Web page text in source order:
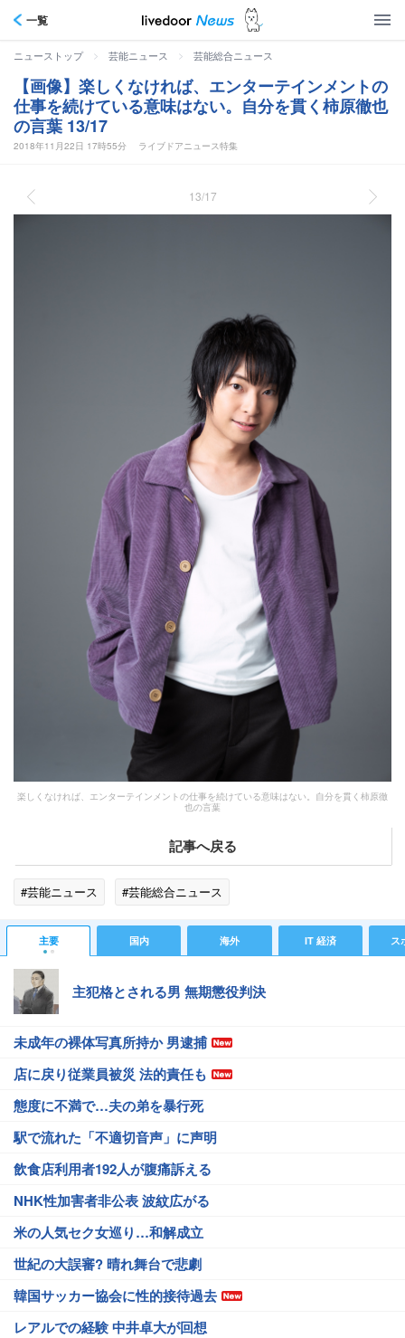
一覧
ニューストップ > 芸能ニュース > 芸能総合ニュース
【画像】楽しくなければ、エンターテインメントの
仕事を続けている意味はない。自分を貫く柿原徹也
の言葉 13/17
2018年11月22日 17時55分 ライブドアニュース特集
13/17
楽しくなければ、エンターテインメントの仕事を続けている意味はない。自分を貫く柿原徹
也の言葉
記事へ戻る
#芸能ニュース #芸能総合ニュース
主要 国内 海外 IT 経済 ス
主犯格とされる男 無期懲役判決
未成年の裸体写真所持か 男逮捕
店に戻り従業員被災 法的責任も
態度に不満で…夫の弟を暴行死
駅で流れた「不適切音声」に声明
飲食店利用者192人が腹痛訴える
NHK性加害者非公表 波紋広がる
米の人気セク女巡り…和解成立
世紀の大誤審? 晴れ舞台で悲劇
韓国サッカー協会に性的接待過去
レアルでの経験 中井卓大が回想